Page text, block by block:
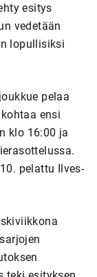
esitys
vedetään
lopullisiksi
pelaa
ensi
klo 16:00 ja
pelattu Ilves-